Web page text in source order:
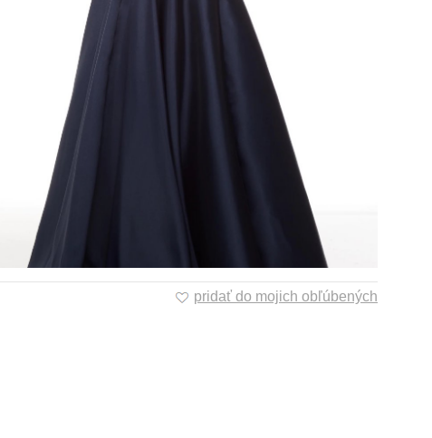
pridať do mojich obľúbených